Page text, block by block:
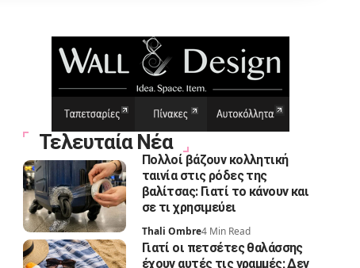
Τελευταία Νέα
Πολλοί βάζουν κολλητική
ταινία στις ρόδες της
βαλίτσας: Γιατί το κάνουν και
σε τι χρησιμεύει
Thali Ombre4 Min Read
Γιατί οι πετσέτες θαλάσσης
έχουν αυτές τις γραμμές; Δεν